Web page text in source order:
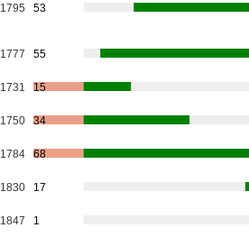
1795 53
1777 55
1731 15
1750 34
1784 68
1830 17
1847 1